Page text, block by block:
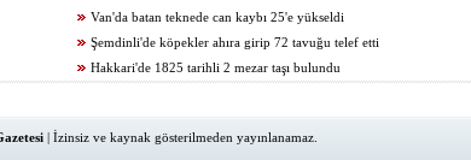
Van'da batan teknede can kaybı 25'e yükseldi
Şemdinli'de köpekler ahıra girip 72 tavuğu telef etti
Hakkari'de 1825 tarihli 2 mezar taşı bulundu
| İzinsiz ve kaynak gösterilmeden yayınlanamaz.